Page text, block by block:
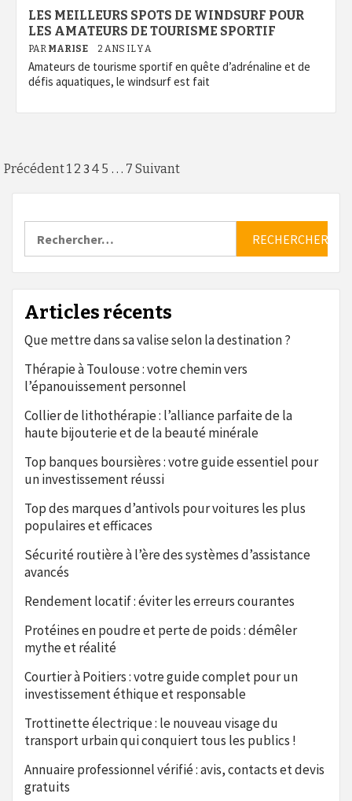
LES MEILLEURS SPOTS DE WINDSURF POUR
LES AMATEURS DE TOURISME SPORTIF
PAR MARISE 2 ANS IL Y A
Amateurs de tourisme sportif en quête d’adrénaline et de
défis aquatiques, le windsurf est fait
Pagination
des
publications
Précédent1 2 3 4 5 … 7 Suivant
Articles récents
Que mettre dans sa valise selon la destination ?
Thérapie à Toulouse : votre chemin vers
l’épanouissement personnel
Collier de lithothérapie : l’alliance parfaite de la
haute bijouterie et de la beauté minérale
Top banques boursières : votre guide essentiel pour
un investissement réussi
Top des marques d’antivols pour voitures les plus
populaires et efficaces
Sécurité routière à l’ère des systèmes d’assistance
avancés
Rendement locatif : éviter les erreurs courantes
Protéines en poudre et perte de poids : démêler
mythe et réalité
Courtier à Poitiers : votre guide complet pour un
investissement éthique et responsable
Trottinette électrique : le nouveau visage du
transport urbain qui conquiert tous les publics !
Annuaire professionnel vérifié : avis, contacts et devis
gratuits